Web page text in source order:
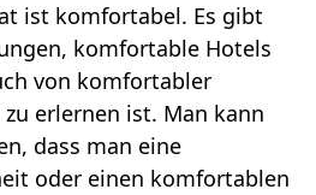
ist komfortabel. Es gibt
komfortable Hotels
von komfortabler
erlernen ist. Man kann
dass man eine
oder einen komfortablen